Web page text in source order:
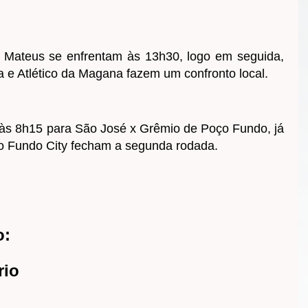
se enfrentam às 13h30, logo em seguida,
e Atlético da Magana fazem um confronto local.
8h15 para São José x Grêmio de Poço Fundo, já
Fundo City fecham a segunda rodada.